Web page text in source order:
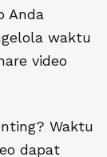
Anda
waktu
video
Waktu
dapat